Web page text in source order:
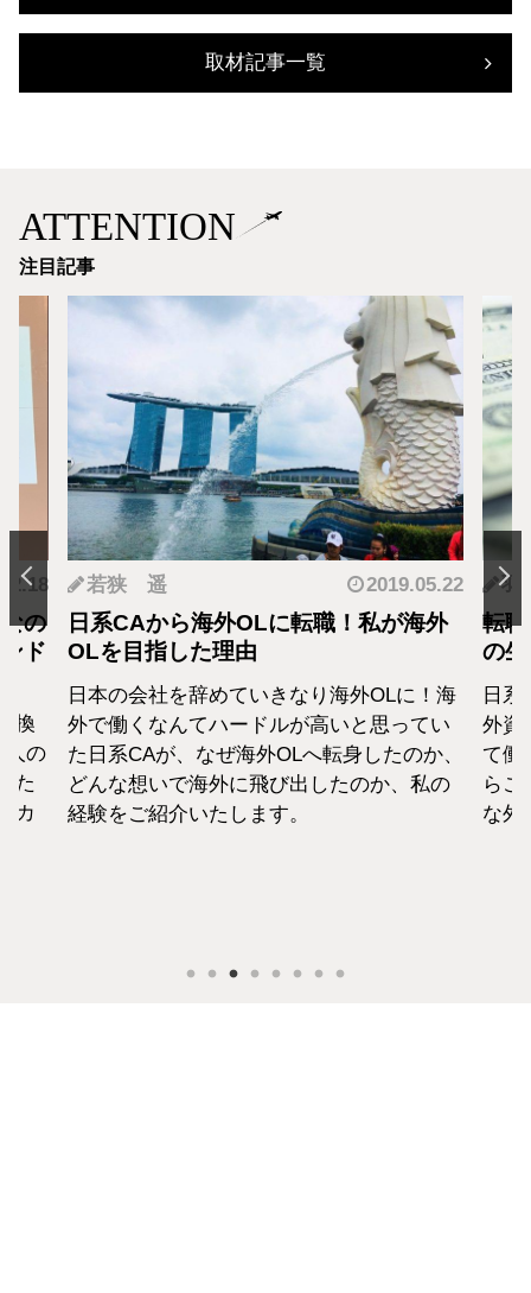
取材記事一覧
ATTENTION
注目記事
の
ド
換
人の
た
カ
若狭 遥 2019.05.22
日系CAから海外OLに転職！私が海外
OLを目指した理由
日本の会社を辞めていきなり海外OLに！海
外で働くなんてハードルが高いと思ってい
た日系CAが、なぜ海外OLへ転身したのか、
どんな想いで海外に飛び出したのか、私の
経験をご紹介いたします。
羽
転
の
日
外資
て働
らこ
な外